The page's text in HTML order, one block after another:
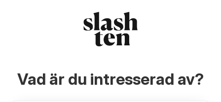
Vad är du intresserad av?